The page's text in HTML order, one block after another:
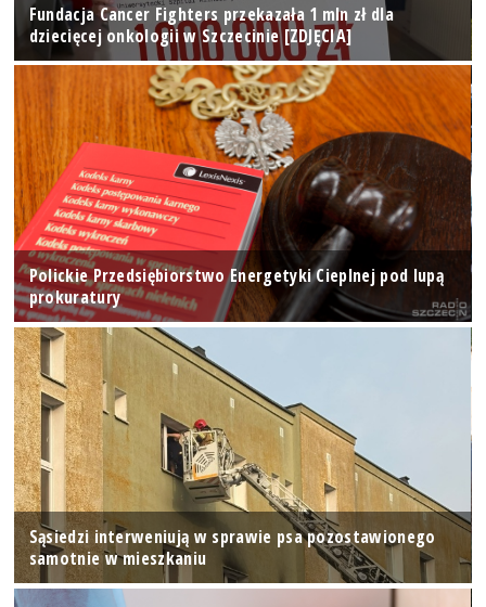
Fundacja Cancer Fighters przekazała 1 mln zł dla
dziecięcej onkologii w Szczecinie [ZDJĘCIA]
Polickie Przedsiębiorstwo Energetyki Cieplnej pod lupą
prokuratury
Sąsiedzi interweniują w sprawie psa pozostawionego
samotnie w mieszkaniu